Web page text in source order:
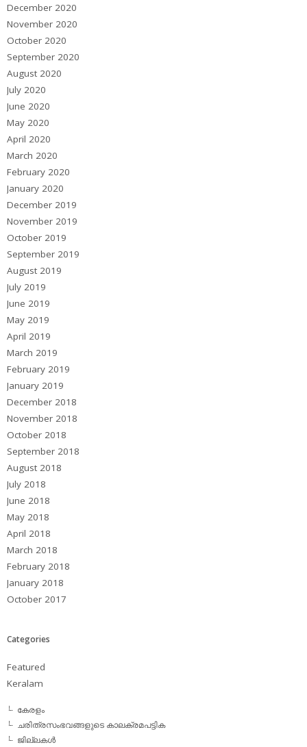
December 2020
November 2020
October 2020
September 2020
August 2020
July 2020
June 2020
May 2020
April 2020
March 2020
February 2020
January 2020
December 2019
November 2019
October 2019
September 2019
August 2019
July 2019
June 2019
May 2019
April 2019
March 2019
February 2019
January 2019
December 2018
November 2018
October 2018
September 2018
August 2018
July 2018
June 2018
May 2018
April 2018
March 2018
February 2018
January 2018
October 2017
Categories
Featured
Keralam
കേരളം
ചരിത്രസംഭവങ്ങളുടെ കാലക്രമപട്ടിക
ജില്ലകള്‍